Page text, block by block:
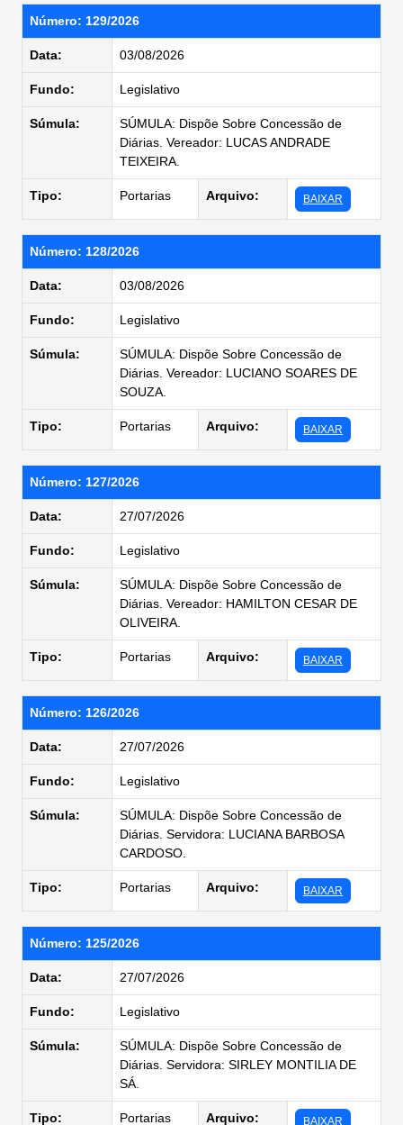
Número: 129/2026
Data: 03/08/2026
Fundo: Legislativo
Súmula:
SÚMULA: Dispõe Sobre Concessão de
Diárias. Vereador: LUCAS ANDRADE
TEIXEIRA.
Tipo: Portarias Arquivo: BAIXAR
Número: 128/2026
Data: 03/08/2026
Fundo: Legislativo
Súmula:
SÚMULA: Dispõe Sobre Concessão de
Diárias. Vereador: LUCIANO SOARES DE
SOUZA.
Tipo: Portarias Arquivo: BAIXAR
Número: 127/2026
Data: 27/07/2026
Fundo: Legislativo
Súmula:
SÚMULA: Dispõe Sobre Concessão de
Diárias. Vereador: HAMILTON CESAR DE
OLIVEIRA.
Tipo: Portarias Arquivo: BAIXAR
Número: 126/2026
Data: 27/07/2026
Fundo: Legislativo
Súmula:
SÚMULA: Dispõe Sobre Concessão de
Diárias. Servidora: LUCIANA BARBOSA
CARDOSO.
Tipo: Portarias Arquivo: BAIXAR
Número: 125/2026
Data: 27/07/2026
Fundo: Legislativo
Súmula:
SÚMULA: Dispõe Sobre Concessão de
Diárias. Servidora: SIRLEY MONTILIA DE
SÁ.
Tipo: Portarias Arquivo: BAIXAR